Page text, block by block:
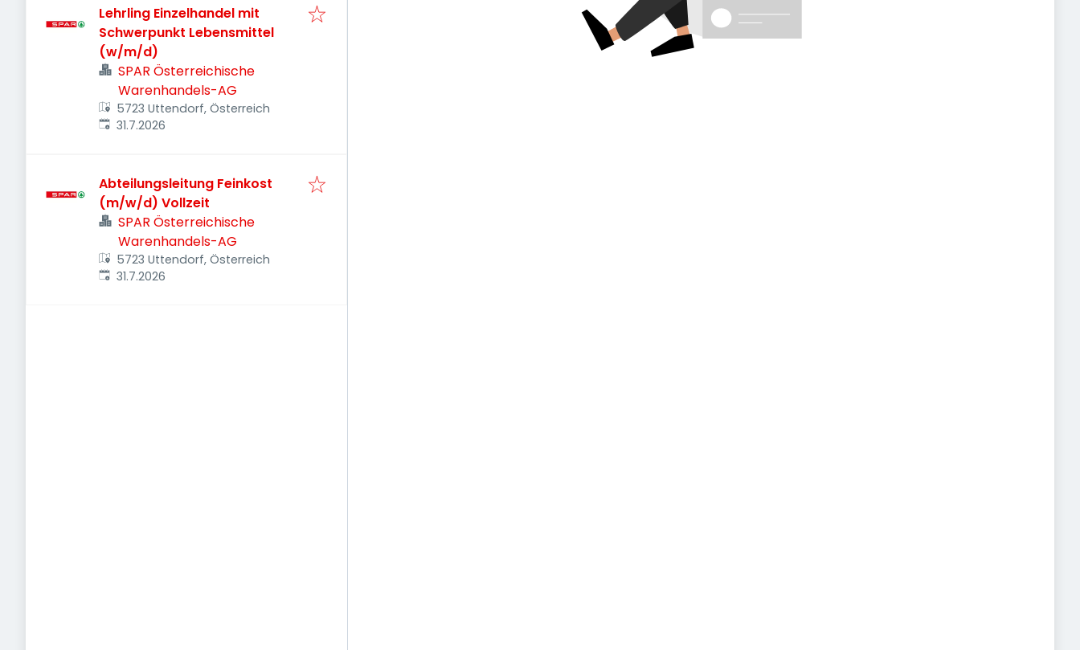
Lehrling Einzelhandel mit
Schwerpunkt Lebensmittel
(w/m/d)
SPAR Österreichische
Warenhandels-AG
5723 Uttendorf, Österreich
Veröffentlicht
31.7.2026
Abteilungsleitung Feinkost
(m/w/d) Vollzeit
SPAR Österreichische
Warenhandels-AG
5723 Uttendorf, Österreich
Veröffentlicht
31.7.2026